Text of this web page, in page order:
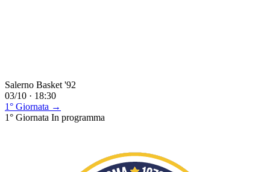
Salerno Basket '92
03/10 · 18:30
1° Giornata →
1° Giornata In programma